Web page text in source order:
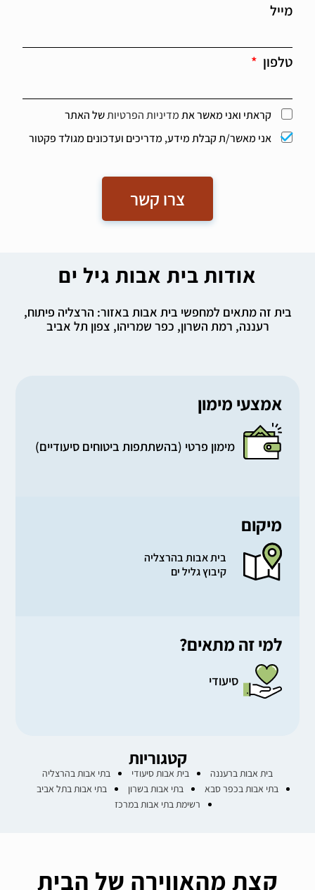
מייל
טלפון
קראתי ואני מאשר אתמדיניות הפרטיותשל האתר
אני מאשר/ת קבלת מידע, מדריכים ועדכונים מגולד פקטור
צרו קשר
אודות בית אבות גיל ים
בית זה מתאים למחפשי בית אבות באזור: הרצליה פיתוח,
רעננה, רמת השרון, כפר שמריהו, צפון תל אביב
אמצעי מימון
מימון פרטי (בהשתתפות ביטוחים סיעודיים)
מיקום
בית אבות בהרצליה
קיבוץ גליל ים
למי זה מתאים?
סיעודי
קטגוריות
בית אבות ברעננה בית אבות סיעודי
בתי אבות בהרצליה
בתי אבות בכפר סבא
בתי אבות בשרון
בתי אבות בתל אביב
רשימת בתי אבות במרכז
קצת מהאווירה של הבית